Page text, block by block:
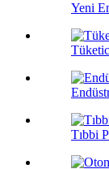
Yeni
Tıbbi